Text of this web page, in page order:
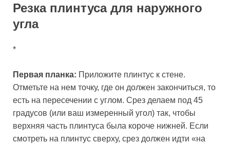
Резка плинтуса для наружного
угла
*
Первая планка: Приложите плинтус к стене.
Отметьте на нем точку, где он должен закончиться, то
есть на пересечении с углом. Срез делаем под 45
градусов (или ваш измеренный угол) так, чтобы
верхняя часть плинтуса была короче нижней. Если
смотреть на плинтус сверху, срез должен идти «на